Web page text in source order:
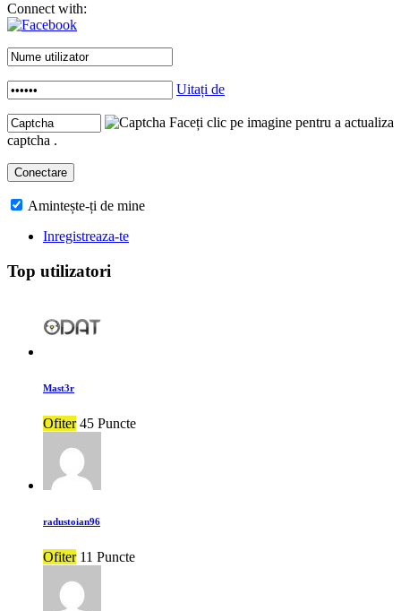
Connect with:
Uitați de
Faceți clic pe imagine pentru a actualiza
captcha .
Amintește-ți de mine
Inregistreaza-te
Top utilizatori
Mast3r
Ofiter 45 Puncte
radustoian96
Ofiter 11 Puncte